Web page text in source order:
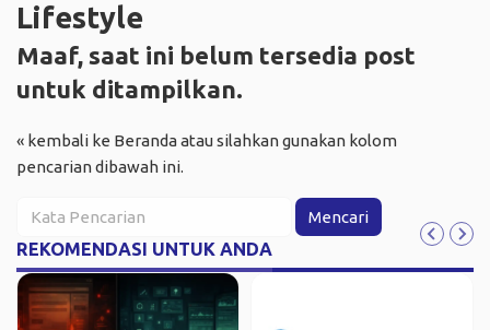
Lifestyle
Maaf, saat ini belum tersedia post
untuk ditampilkan.
« kembali ke Berandaatau silahkan gunakan kolom
pencarian dibawah ini.
Mencari
REKOMENDASI UNTUK ANDA